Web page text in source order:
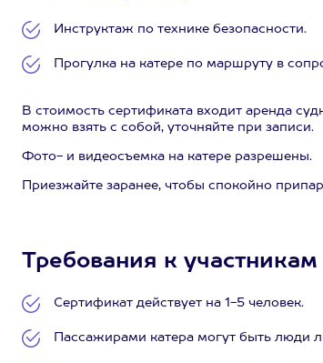
Инструктаж по технике безопасности.
Прогулка на катере по маршруту в
В стоимость сертификата входит аренда
можно взять с собой, уточняйте при записи.
Фото- и видеосъемка на катере разрешены.
Приезжайте заранее, чтобы спокойно
Требования к участникам
Сертификат действует на 1-5 человек.
Пассажирами катера могут быть люди